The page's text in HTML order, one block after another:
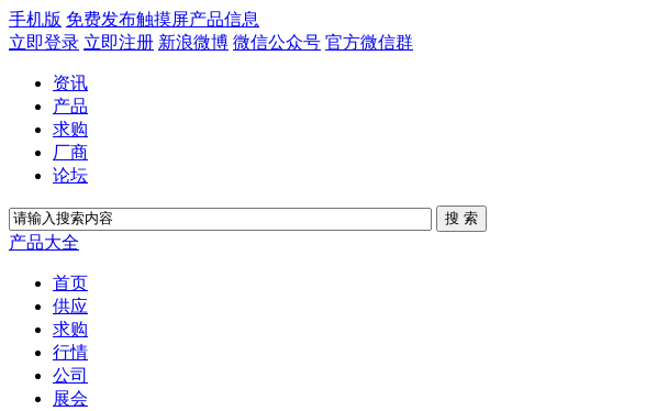
手机版 免费发布触摸屏产品信息
立即登录 立即注册 新浪微博 微信公众号 官方微信群
资讯
产品
求购
厂商
论坛
产品大全
首页
供应
求购
行情
公司
展会